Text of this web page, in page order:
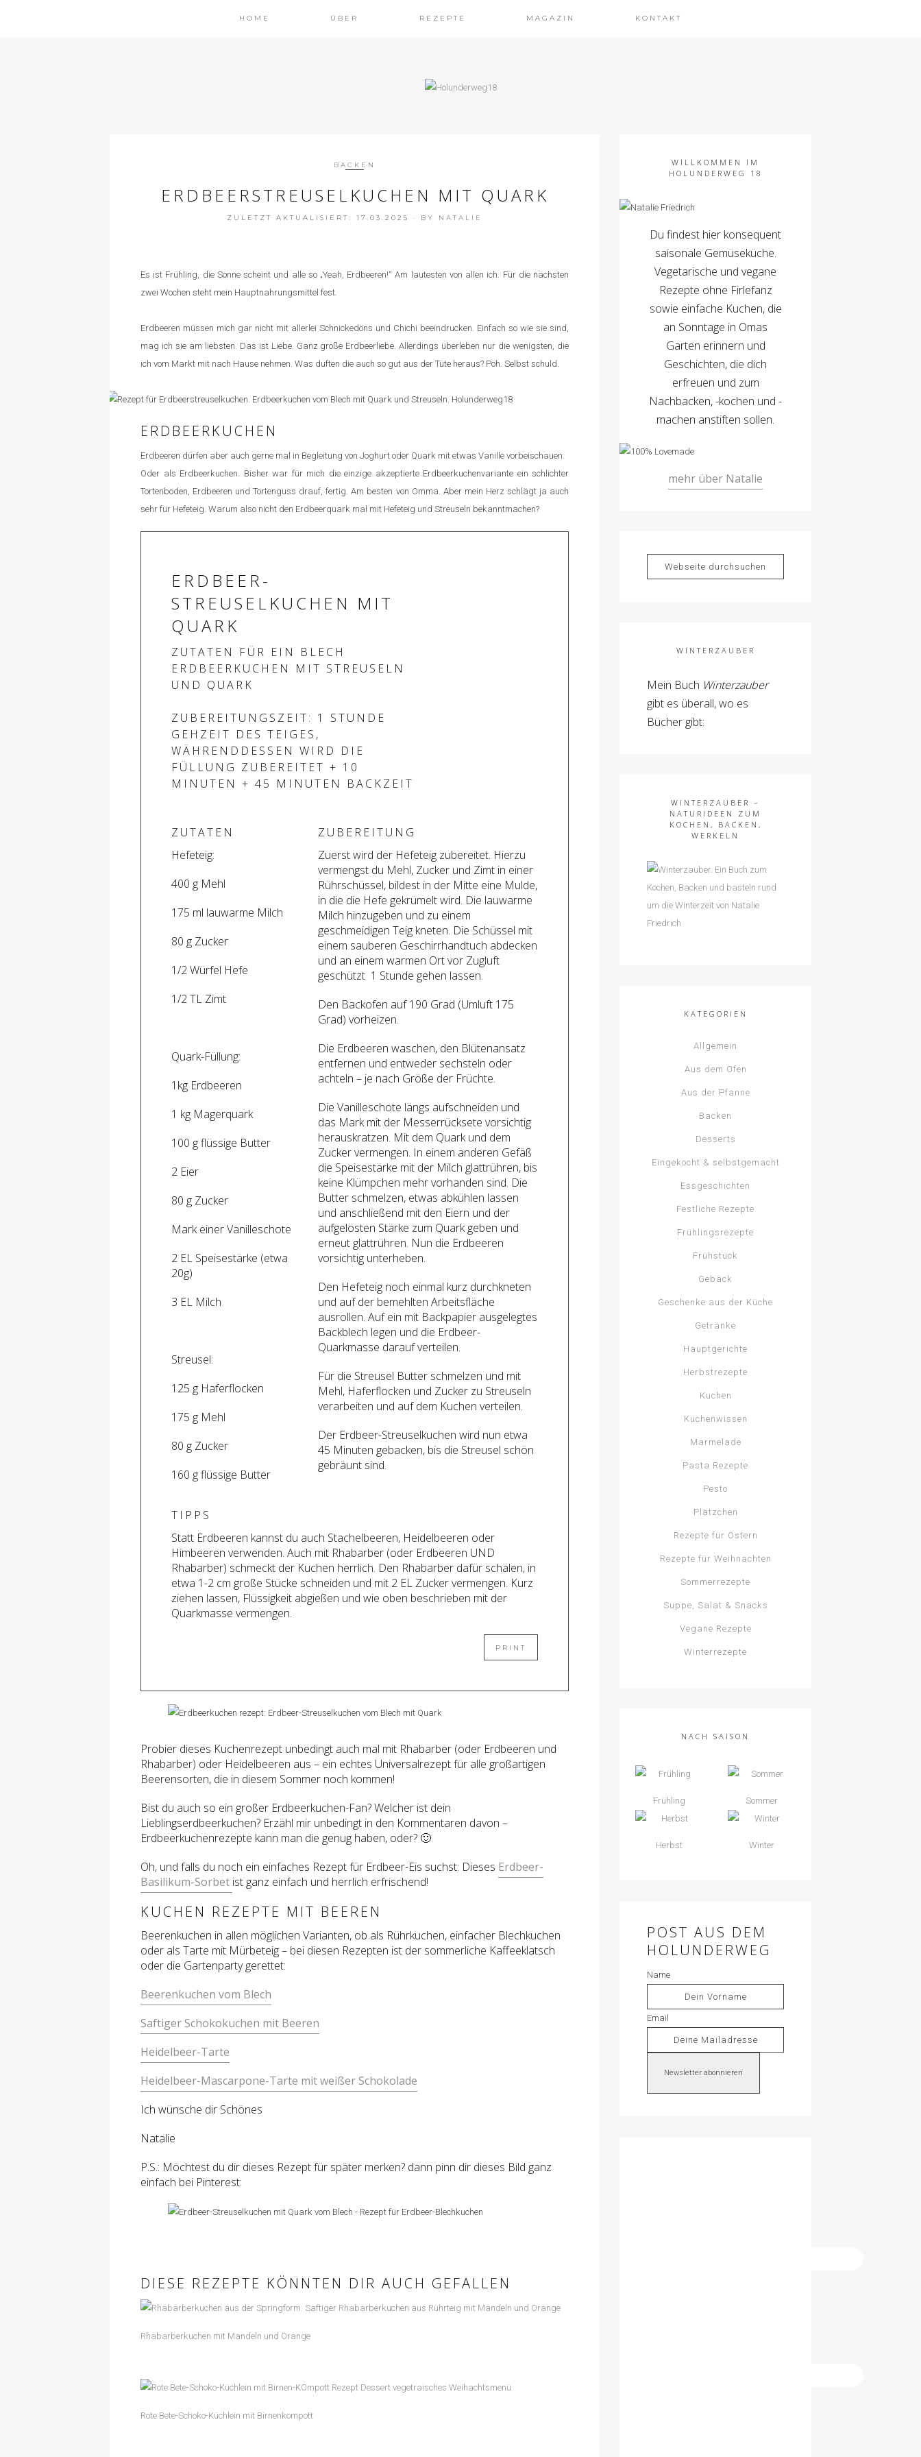
HOME ÜBER REZEPTE MAGAZIN KONTAKT
BACKEN
ERDBEERSTREUSELKUCHEN MIT QUARK
ZULETZT AKTUALISIERT: 17.03.2025 · BY NATALIE
Es ist Frühling, die Sonne scheint und alle so „Yeah, Erdbeeren!“ Am lautesten von allen ich. Für die nächsten
zwei Wochen steht mein Hauptnahrungsmittel fest.
Erdbeeren müssen mich gar nicht mit allerlei Schnickedöns und Chichi beeindrucken. Einfach so wie sie sind,
mag ich sie am liebsten. Das ist Liebe. Ganz große Erdbeerliebe. Allerdings überleben nur die wenigsten, die
ich vom Markt mit nach Hause nehmen. Was duften die auch so gut aus der Tüte heraus? Pöh. Selbst schuld.
ERDBEERKUCHEN
Erdbeeren dürfen aber auch gerne mal in Begleitung von Joghurt oder Quark mit etwas Vanille vorbeischauen.
Oder als Erdbeerkuchen. Bisher war für mich die einzige akzeptierte Erdbeerkuchenvariante ein schlichter
Tortenboden, Erdbeeren und Tortenguss drauf, fertig. Am besten von Omma. Aber mein Herz schlägt ja auch
sehr für Hefeteig. Warum also nicht den Erdbeerquark mal mit Hefeteig und Streuseln bekanntmachen?
ERDBEER-
STREUSELKUCHEN MIT
QUARK
ZUTATEN FÜR EIN BLECH
ERDBEERKUCHEN MIT STREUSELN
UND QUARK
ZUBEREITUNGSZEIT: 1 STUNDE
GEHZEIT DES TEIGES,
WÄHRENDDESSEN WIRD DIE
FÜLLUNG ZUBEREITET + 10
MINUTEN + 45 MINUTEN BACKZEIT
ZUTATEN
Hefeteig:
400 g Mehl
175 ml lauwarme Milch
80 g Zucker
1/2 Würfel Hefe
1/2 TL Zimt
Quark-Füllung:
1kg Erdbeeren
1 kg Magerquark
100 g flüssige Butter
2 Eier
80 g Zucker
Mark einer Vanilleschote
2 EL Speisestärke (etwa
20g)
3 EL Milch
Streusel:
125 g Haferflocken
175 g Mehl
80 g Zucker
160 g flüssige Butter
ZUBEREITUNG
Zuerst wird der Hefeteig zubereitet. Hierzu
vermengst du Mehl, Zucker und Zimt in einer
Rührschüssel, bildest in der Mitte eine Mulde,
in die die Hefe gekrümelt wird. Die lauwarme
Milch hinzugeben und zu einem
geschmeidigen Teig kneten. Die Schüssel mit
einem sauberen Geschirrhandtuch abdecken
und an einem warmen Ort vor Zugluft
geschützt 1 Stunde gehen lassen.
Den Backofen auf 190 Grad (Umluft 175
Grad) vorheizen.
Die Erdbeeren waschen, den Blütenansatz
entfernen und entweder sechsteln oder
achteln – je nach Größe der Früchte.
Die Vanilleschote längs aufschneiden und
das Mark mit der Messerrücksete vorsichtig
herauskratzen. Mit dem Quark und dem
Zucker vermengen. In einem anderen Gefäß
die Speisestärke mit der Milch glattrühren, bis
keine Klümpchen mehr vorhanden sind. Die
Butter schmelzen, etwas abkühlen lassen
und anschließend mit den Eiern und der
aufgelösten Stärke zum Quark geben und
erneut glattrühren. Nun die Erdbeeren
vorsichtig unterheben.
Den Hefeteig noch einmal kurz durchkneten
und auf der bemehlten Arbeitsfläche
ausrollen. Auf ein mit Backpapier ausgelegtes
Backblech legen und die Erdbeer-
Quarkmasse darauf verteilen.
Für die Streusel Butter schmelzen und mit
Mehl, Haferflocken und Zucker zu Streuseln
verarbeiten und auf dem Kuchen verteilen.
Der Erdbeer-Streuselkuchen wird nun etwa
45 Minuten gebacken, bis die Streusel schön
gebräunt sind.
TIPPS
Statt Erdbeeren kannst du auch Stachelbeeren, Heidelbeeren oder
Himbeeren verwenden. Auch mit Rhabarber (oder Erdbeeren UND
Rhabarber) schmeckt der Kuchen herrlich. Den Rhabarber dafür schälen, in
etwa 1-2 cm große Stücke schneiden und mit 2 EL Zucker vermengen. Kurz
ziehen lassen, Flüssigkeit abgießen und wie oben beschrieben mit der
Quarkmasse vermengen.
Probier dieses Kuchenrezept unbedingt auch mal mit Rhabarber (oder Erdbeeren und
Rhabarber) oder Heidelbeeren aus – ein echtes Universalrezept für alle großartigen
Beerensorten, die in diesem Sommer noch kommen!
Bist du auch so ein großer Erdbeerkuchen-Fan? Welcher ist dein
Lieblingserdbeerkuchen? Erzähl mir unbedingt in den Kommentaren davon –
Erdbeerkuchenrezepte kann man die genug haben, oder? 🙂
Oh, und falls du noch ein einfaches Rezept für Erdbeer-Eis suchst: Dieses Erdbeer-
Basilikum-Sorbet ist ganz einfach und herrlich erfrischend!
KUCHEN REZEPTE MIT BEEREN
Beerenkuchen in allen möglichen Varianten, ob als Rührkuchen, einfacher Blechkuchen
oder als Tarte mit Mürbeteig – bei diesen Rezepten ist der sommerliche Kaffeeklatsch
oder die Gartenparty gerettet:
Beerenkuchen vom Blech
Saftiger Schokokuchen mit Beeren
Heidelbeer-Tarte
Heidelbeer-Mascarpone-Tarte mit weißer Schokolade
Ich wünsche dir Schönes
Natalie
P.S.: Möchtest du dir dieses Rezept für später merken? dann pinn dir dieses Bild ganz
einfach bei Pinterest:
DIESE REZEPTE KÖNNTEN DIR AUCH GEFALLEN
Rhabarberkuchen mit Mandeln und Orange
Rote Bete-Schoko-Küchlein mit Birnenkompott
WILLKOMMEN IM
HOLUNDERWEG 18
Du findest hier konsequent
saisonale Gemüseküche.
Vegetarische und vegane
Rezepte ohne Firlefanz
sowie einfache Kuchen, die
an Sonntage in Omas
Garten erinnern und
Geschichten, die dich
erfreuen und zum
Nachbacken, -kochen und -
machen anstiften sollen.
mehr über Natalie
WINTERZAUBER
Mein Buch Winterzauber
gibt es überall, wo es
Bücher gibt:
WINTERZAUBER –
NATURIDEEN ZUM
KOCHEN, BACKEN,
WERKELN
KATEGORIEN
Allgemein
Aus dem Ofen
Aus der Pfanne
Backen
Desserts
Eingekocht & selbstgemacht
Essgeschichten
Festliche Rezepte
Frühlingsrezepte
Frühstück
Gebäck
Geschenke aus der Küche
Getränke
Hauptgerichte
Herbstrezepte
Kuchen
Küchenwissen
Marmelade
Pasta Rezepte
Pesto
Plätzchen
Rezepte für Ostern
Rezepte für Weihnachten
Sommerrezepte
Suppe, Salat & Snacks
Vegane Rezepte
Winterrezepte
NACH SAISON
Frühling Sommer
Herbst Winter
POST AUS DEM
HOLUNDERWEG
Name
Email
Newsletter abonnieren